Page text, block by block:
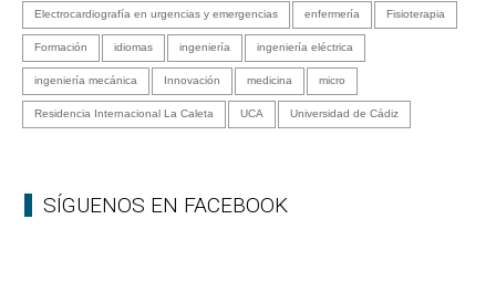
Electrocardiografía en urgencias y emergencias enfermería Fisioterapia
Formación idiomas ingeniería ingeniería eléctrica
ingeniería mecánica Innovación medicina micro
Residencia Internacional La Caleta UCA Universidad de Cádiz
SÍGUENOS EN FACEBOOK